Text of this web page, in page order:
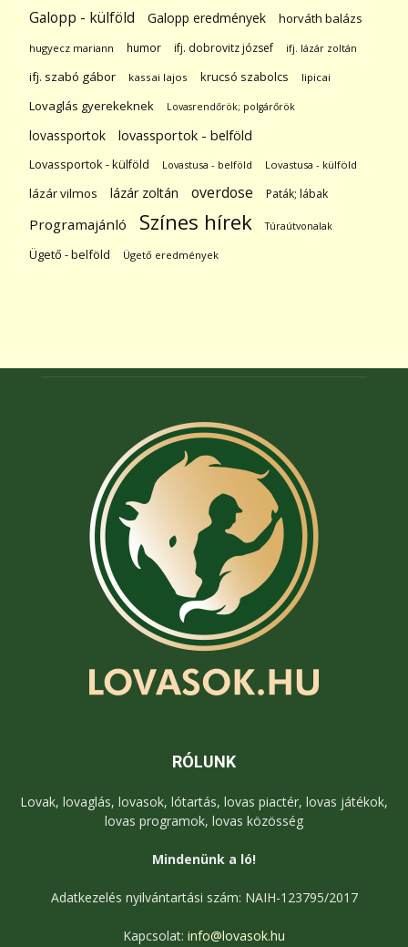
Galopp - külföld Galopp eredmények horváth balázs
hugyecz mariann humor ifj. dobrovitz józsef ifj. lázár zoltán
ifj. szabó gábor kassai lajos krucsó szabolcs lipicai
Lovaglás gyerekeknek Lovasrendőrök; polgárőrök
lovassportok lovassportok - belföld
Lovassportok - külföld Lovastusa - belföld Lovastusa - külföld
lázár vilmos lázár zoltán overdose Paták; lábak
Programajánló Színes hírek Túraútvonalak
Ügető - belföld Ügető eredmények
RÓLUNK
Lovak, lovaglás, lovasok, lótartás, lovas piactér, lovas játékok,
lovas programok, lovas közösség
Mindenünk a ló!
Adatkezelés nyilvántartási szám: NAIH-123795/2017
Kapcsolat: info@lovasok.hu